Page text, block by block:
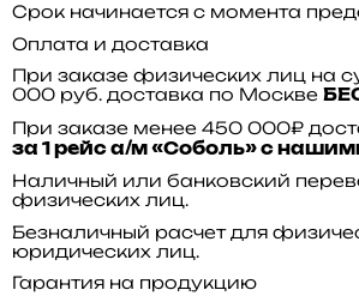
Срок начинается с момента
Оплата и доставка
При заказе физических лиц на
000 руб. доставка по Москве
При заказе менее 450 000₽
за 1 рейс а/м «Соболь» с
Наличный или банковский
физических лиц.
Безналичный расчет для
юридических лиц.
Гарантия на продукцию